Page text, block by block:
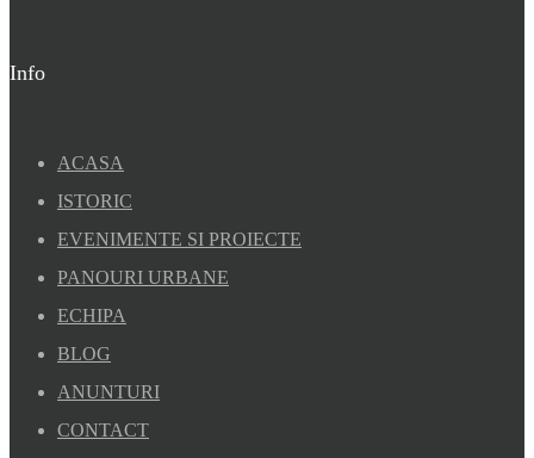
Info
ACASA
ISTORIC
EVENIMENTE SI PROIECTE
PANOURI URBANE
ECHIPA
BLOG
ANUNTURI
CONTACT